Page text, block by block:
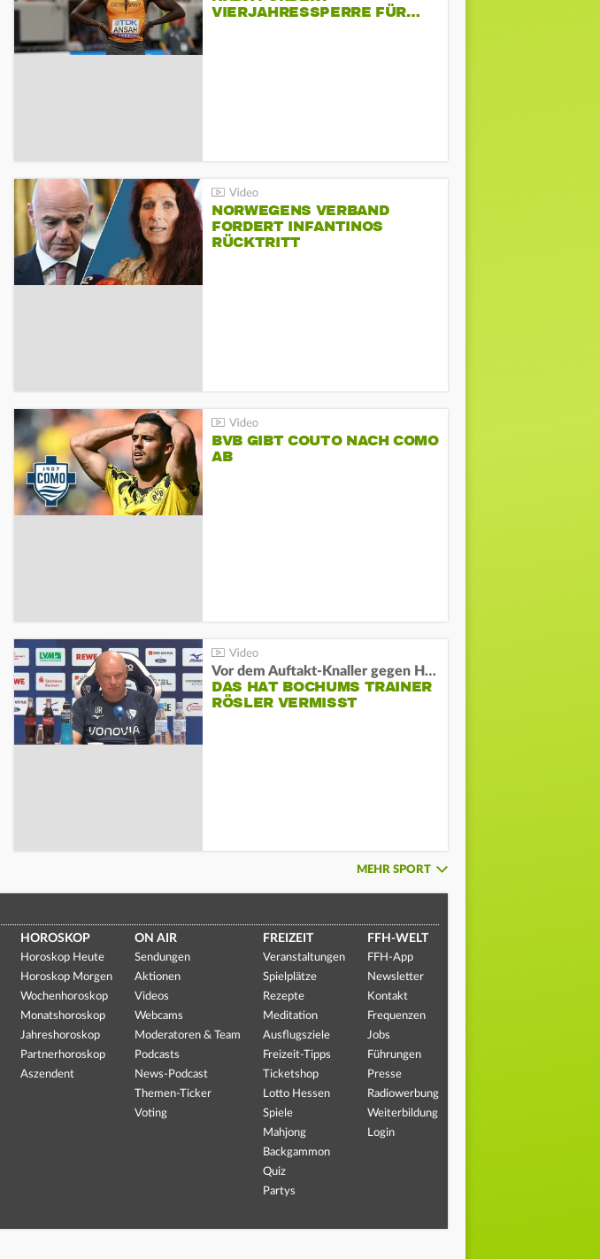
VIERJAHRESSPERRE FÜR…
NORWEGENS VERBAND
FORDERT INFANTINOS
RÜCKTRITT
BVB GIBT COUTO NACH COMO
AB
Vor dem Auftakt-Knaller gegen Hertha:
DAS HAT BOCHUMS TRAINER
RÖSLER VERMISST
MEHR SPORT
HOROSKOP
Horoskop Heute
Horoskop Morgen
Wochenhoroskop
Monatshoroskop
Jahreshoroskop
Partnerhoroskop
Aszendent
ON AIR
Sendungen
Aktionen
Videos
Webcams
Moderatoren & Team
Podcasts
News-Podcast
Themen-Ticker
Voting
FREIZEIT
Veranstaltungen
Spielplätze
Rezepte
Meditation
Ausflugsziele
Freizeit-Tipps
Ticketshop
Lotto Hessen
Spiele
Mahjong
Backgammon
Quiz
Partys
FFH-WELT
FFH-App
Newsletter
Kontakt
Frequenzen
Jobs
Führungen
Presse
Radiowerbung
Weiterbildung
Login